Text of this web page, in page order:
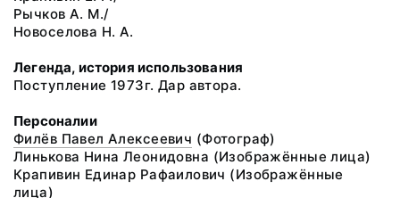
Рычков А. М./
Новоселова Н. А.
Легенда, история использования
Поступление 1973г. Дар автора.
Персоналии
Филёв Павел Алексеевич (Фотограф)
Линькова Нина Леонидовна (Изображённые лица)
Крапивин Единар Рафаилович (Изображённые
лица)